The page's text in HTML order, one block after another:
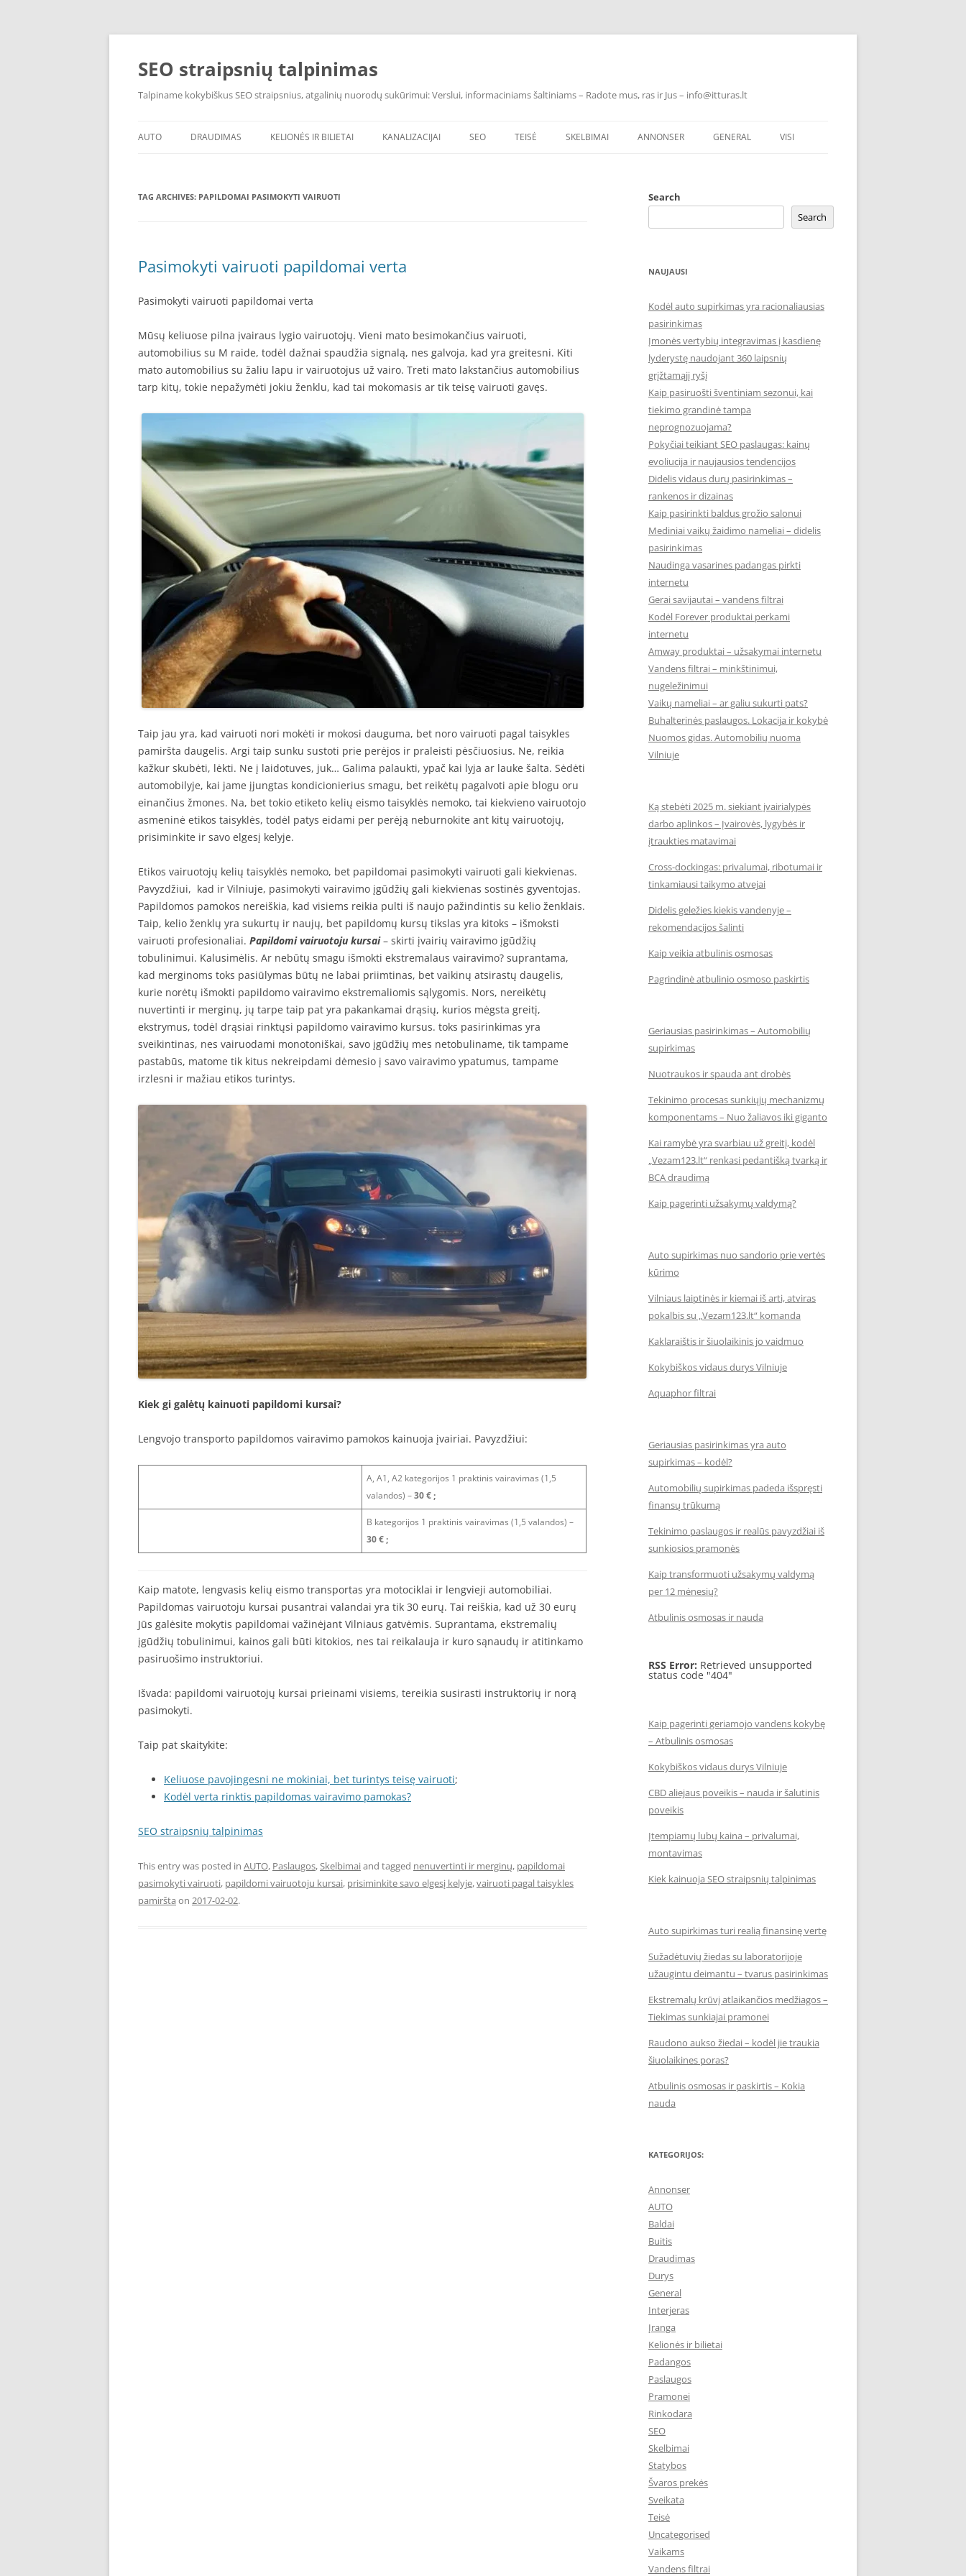
Skip
SEO straipsnių talpinimas
Talpiname kokybiškus SEO straipsnius, atgalinių nuorodų sukūrimui: Verslui, informaciniams šaltiniams – Radote mus, ras ir Jus – info@itturas.lt
AUTO DRAUDIMAS KELIONĖS IR BILIETAI KANALIZACIJAI SEO TEISĖ SKELBIMAI ANNONSER GENERAL VISI
TAG ARCHIVES: PAPILDOMAI PASIMOKYTI VAIRUOTI
Pasimokyti vairuoti papildomai verta
Pasimokyti vairuoti papildomai verta
Mūsų keliuose pilna įvairaus lygio vairuotojų. Vieni mato besimokančius vairuoti,
automobilius su M raide, todėl dažnai spaudžia signalą, nes galvoja, kad yra greitesni. Kiti
mato automobilius su žaliu lapu ir vairuotojus už vairo. Treti mato lakstančius automobilius
tarp kitų, tokie nepažymėti jokiu ženklu, kad tai mokomasis ar tik teisę vairuoti gavęs.
Taip jau yra, kad vairuoti nori mokėti ir mokosi dauguma, bet noro vairuoti pagal taisykles
pamiršta daugelis. Argi taip sunku sustoti prie perėjos ir praleisti pėsčiuosius. Ne, reikia
kažkur skubėti, lėkti. Ne į laidotuves, juk… Galima palaukti, ypač kai lyja ar lauke šalta. Sėdėti
automobilyje, kai jame įjungtas kondicionierius smagu, bet reikėtų pagalvoti apie blogu oru
einančius žmones. Na, bet tokio etiketo kelių eismo taisyklės nemoko, tai kiekvieno vairuotojo
asmeninė etikos taisyklės, todėl patys eidami per perėją neburnokite ant kitų vairuotojų,
prisiminkite ir savo elgesį kelyje.
Etikos vairuotojų kelių taisyklės nemoko, bet papildomai pasimokyti vairuoti gali kiekvienas.
Pavyzdžiui, kad ir Vilniuje, pasimokyti vairavimo įgūdžių gali kiekvienas sostinės gyventojas.
Papildomos pamokos nereiškia, kad visiems reikia pulti iš naujo pažindintis su kelio ženklais.
Taip, kelio ženklų yra sukurtų ir naujų, bet papildomų kursų tikslas yra kitoks – išmoksti
vairuoti profesionaliai. Papildomi vairuotoju kursai– skirti įvairių vairavimo įgūdžių
tobulinimui. Kalusimėlis. Ar nebūtų smagu išmokti ekstremalaus vairavimo? suprantama,
kad merginoms toks pasiūlymas būtų ne labai priimtinas, bet vaikinų atsirastų daugelis,
kurie norėtų išmokti papildomo vairavimo ekstremaliomis sąlygomis. Nors, nereikėtų
nuvertinti ir merginų, jų tarpe taip pat yra pakankamai drąsių, kurios mėgsta greitį,
ekstrymus, todėl drąsiai rinktųsi papildomo vairavimo kursus. toks pasirinkimas yra
sveikintinas, nes vairuodami monotoniškai, savo įgūdžių mes netobuliname, tik tampame
pastabūs, matome tik kitus nekreipdami dėmesio į savo vairavimo ypatumus, tampame
irzlesni ir mažiau etikos turintys.
Kiek gi galėtų kainuoti papildomi kursai?
Lengvojo transporto papildomos vairavimo pamokos kainuoja įvairiai. Pavyzdžiui:
A, A1, A2 kategorijos 1 praktinis vairavimas (1,5
valandos) –30 € ;
B kategorijos 1 praktinis vairavimas (1,5 valandos) –
30 € ;
Kaip matote, lengvasis kelių eismo transportas yra motociklai ir lengvieji automobiliai.
Papildomas vairuotoju kursai pusantrai valandai yra tik 30 eurų. Tai reiškia, kad už 30 eurų
Jūs galėsite mokytis papildomai važinėjant Vilniaus gatvėmis. Suprantama, ekstremalių
įgūdžių tobulinimui, kainos gali būti kitokios, nes tai reikalauja ir kuro sąnaudų ir atitinkamo
pasiruošimo instruktoriui.
Išvada: papildomi vairuotojų kursai prieinami visiems, tereikia susirasti instruktorių ir norą
pasimokyti.
Taip pat skaitykite:
Keliuose pavojingesni ne mokiniai, bet turintys teisę vairuoti;
Kodėl verta rinktis papildomas vairavimo pamokas?
SEO straipsnių talpinimas
This entry was posted in AUTO, Paslaugos,Skelbimaiand tagged nenuvertinti ir merginų, papildomai
pasimokyti vairuoti, papildomi vairuotoju kursai, prisiminkite savo elgesį kelyje,vairuoti pagal taisykles
pamiršta on 2017-02-02.
Search
Search
NAUJAUSI
Kodėl auto supirkimas yra racionaliausias
pasirinkimas
Įmonės vertybių integravimas į kasdienę
lyderystę naudojant 360 laipsnių
grįžtamąjį ryšį
Kaip pasiruošti šventiniam sezonui, kai
tiekimo grandinė tampa
neprognozuojama?
Pokyčiai teikiant SEO paslaugas: kainų
evoliucija ir naujausios tendencijos
Didelis vidaus durų pasirinkimas –
rankenos ir dizainas
Kaip pasirinkti baldus grožio salonui
Mediniai vaikų žaidimo nameliai – didelis
pasirinkimas
Naudinga vasarines padangas pirkti
internetu
Gerai savijautai – vandens filtrai
Kodėl Forever produktai perkami
internetu
Amway produktai – užsakymai internetu
Vandens filtrai – minkštinimui,
nugeležinimui
Vaikų nameliai – ar galiu sukurti pats?
Buhalterinės paslaugos. Lokacija ir kokybė
Nuomos gidas. Automobilių nuoma
Vilniuje
Ką stebėti 2025 m. siekiant įvairialypės
darbo aplinkos – Įvairovės, lygybės ir
įtraukties matavimai
Cross-dockingas: privalumai, ribotumai ir
tinkamiausi taikymo atvejai
Didelis geležies kiekis vandenyje –
rekomendacijos šalinti
Kaip veikia atbulinis osmosas
Pagrindinė atbulinio osmoso paskirtis
Geriausias pasirinkimas – Automobilių
supirkimas
Nuotraukos ir spauda ant drobės
Tekinimo procesas sunkiųjų mechanizmų
komponentams – Nuo žaliavos iki giganto
Kai ramybė yra svarbiau už greitį, kodėl
„Vezam123.lt“ renkasi pedantišką tvarką ir
BCA draudimą
Kaip pagerinti užsakymų valdymą?
Auto supirkimas nuo sandorio prie vertės
kūrimo
Vilniaus laiptinės ir kiemai iš arti, atviras
pokalbis su „Vezam123.lt“ komanda
Kaklaraištis ir šiuolaikinis jo vaidmuo
Kokybiškos vidaus durys Vilniuje
Aquaphor filtrai
Geriausias pasirinkimas yra auto
supirkimas – kodėl?
Automobilių supirkimas padeda išspręsti
finansų trūkumą
Tekinimo paslaugos ir realūs pavyzdžiai iš
sunkiosios pramonės
Kaip transformuoti užsakymų valdymą
per 12 mėnesių?
Atbulinis osmosas ir nauda
RSS Error: Retrieved unsupported
status code "404"
Kaip pagerinti geriamojo vandens kokybę
– Atbulinis osmosas
Kokybiškos vidaus durys Vilniuje
CBD aliejaus poveikis – nauda ir šalutinis
poveikis
Įtempiamų lubų kaina – privalumai,
montavimas
Kiek kainuoja SEO straipsnių talpinimas
Auto supirkimas turi realią finansinę vertę
Sužadėtuvių žiedas su laboratorijoje
užaugintu deimantu – tvarus pasirinkimas
Ekstremalų krūvį atlaikančios medžiagos –
Tiekimas sunkiajai pramonei
Raudono aukso žiedai – kodėl jie traukia
šiuolaikines poras?
Atbulinis osmosas ir paskirtis – Kokia
nauda
KATEGORIJOS:
Annonser
AUTO
Baldai
Buitis
Draudimas
Durys
General
Interjeras
Įranga
Kelionės ir bilietai
Padangos
Paslaugos
Pramonei
Rinkodara
SEO
Skelbimai
Statybos
Švaros prekės
Sveikata
Teisė
Uncategorised
Vaikams
Vandens filtrai